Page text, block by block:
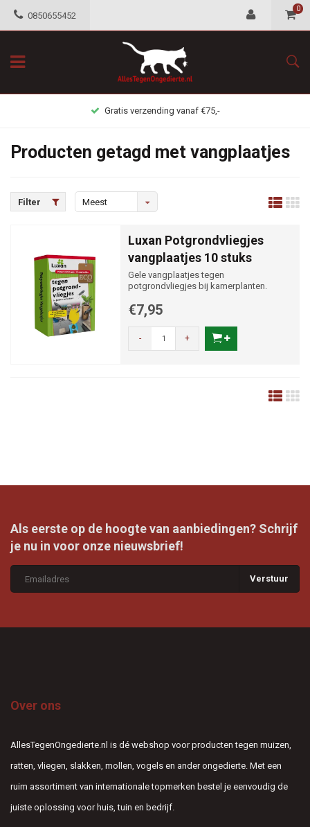
0850655452
0
Gratis verzending vanaf €75,-
Producten getagd met vangplaatjes
Filter
Meest
Luxan Potgrondvliegjes
vangplaatjes 10 stuks
Gele vangplaatjes tegen
potgrondvliegjes bij kamerplanten.
€7,95
- +
Als eerste op de hoogte van aanbiedingen? Schrijf
je nu in voor onze nieuwsbrief!
Verstuur
Over ons
AllesTegenOngedierte.nl is dé webshop voor producten tegen muizen,
ratten, vliegen, slakken, mollen, vogels en ander ongedierte. Met een
ruim assortiment van internationale topmerken bestel je eenvoudig de
juiste oplossing voor huis, tuin en bedrijf.